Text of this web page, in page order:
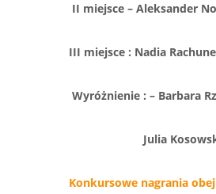
II miejsce – Aleksander
III miejsce : Nadia
Wyróżnienie : – Barbara
Julia
Konkursowe nagrania